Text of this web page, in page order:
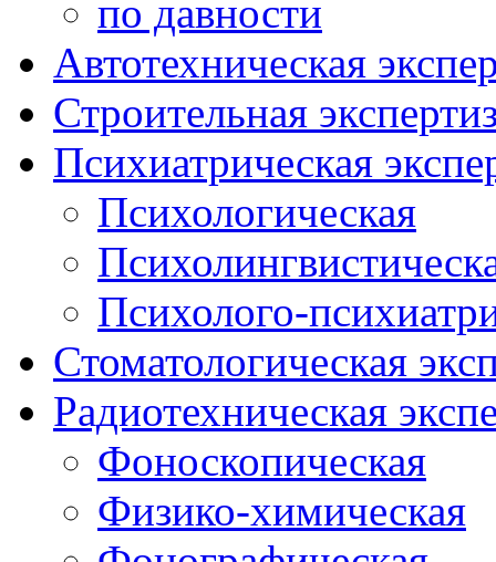
по давности
Автотехническая
Строительная
Психиатрическая
Психологическая
Психолого-
Стоматологическая
Радиотехническая
Фоноскопическая
Физико-химическая